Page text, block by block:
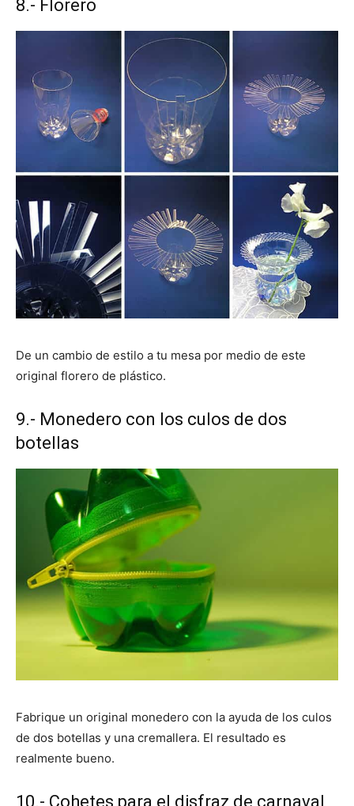
8.- Florero
De un cambio de estilo a tu mesa por medio de este
original florero de plástico.
9.- Monedero con los culos de dos
botellas
Fabrique un original monedero con la ayuda de los culos
de dos botellas y una cremallera. El resultado es
realmente bueno.
10.- Cohetes para el disfraz de carnaval